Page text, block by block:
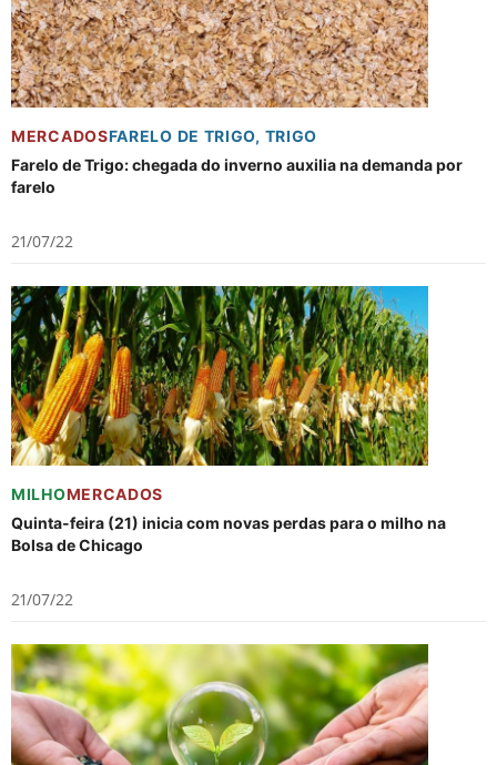
MERCADOSFARELO DE TRIGO, TRIGO
Farelo de Trigo: chegada do inverno auxilia na demanda por
farelo
21/07/22
MILHOMERCADOS
Quinta-feira (21) inicia com novas perdas para o milho na
Bolsa de Chicago
21/07/22